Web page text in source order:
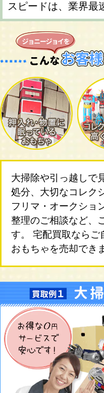
スピードは、業界最
大掃除や引っ越しで
処分、大切なコレク
フリマ・オークショ
整理のご相談など、
す。 宅配買取ならご
おもちゃを売却でき